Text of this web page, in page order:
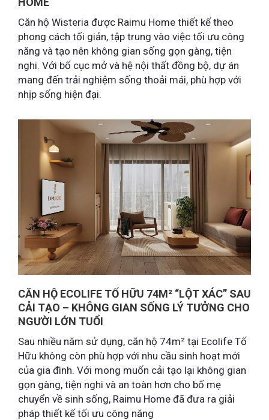
Căn hộ Wisteria được Raimu Home thiết kế theo
phong cách tối giản, tập trung vào việc tối ưu công
năng và tạo nên không gian sống gọn gàng, tiện
nghi. Với bố cục mở và hệ nội thất đồng bộ, dự án
mang đến trải nghiệm sống thoải mái, phù hợp với
nhịp sống hiện đại.
CĂN HỘ ECOLIFE TỐ HỮU 74M² “LỘT XÁC” SAU
CẢI TẠO – KHÔNG GIAN SỐNG LÝ TƯỞNG CHO
NGƯỜI LỚN TUỔI
Sau nhiều năm sử dụng, căn hộ 74m² tại Ecolife Tố
Hữu không còn phù hợp với nhu cầu sinh hoạt mới
của gia đình. Với mong muốn cải tạo lại không gian
gọn gàng, tiện nghi và an toàn hơn cho bố mẹ
chuyển về sinh sống, Raimu Home đã đưa ra giải
pháp thiết kế tối ưu công năng